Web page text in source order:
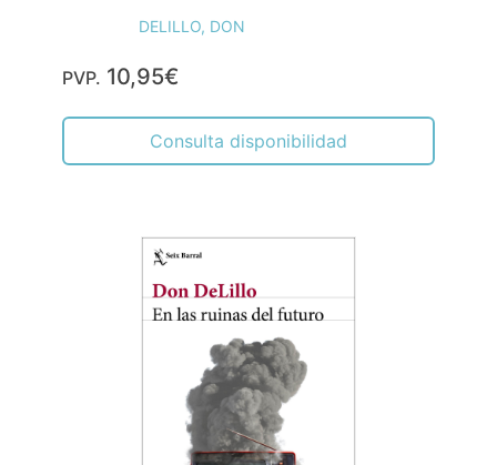
DELILLO, DON
PVP. 10,95€
Consulta disponibilidad